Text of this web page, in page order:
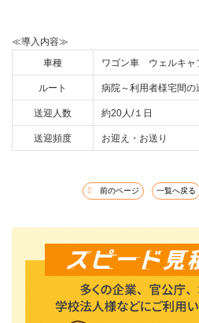
≪導入内容≫
車種 ワゴン車 ウェルキ
ルート 病院～利用者様宅間の
送迎人数 約20人/１日
送迎頻度 お迎え・お送り
前のページ 一覧へ戻る